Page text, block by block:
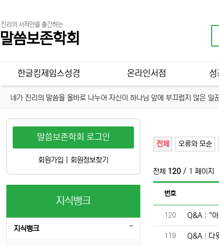
진리의 서적만을 출간하는
말씀보존학회
메인 메뉴
한글킹제임스성경 온라인서점 성
네가 진리의 말씀을 올바로 나누어 자신이 하나님 앞에 부끄럽지 않은
전체 오류와 모순
전체 120 / 1 페이지
번호
번호
120 Q&A “
번호
119 Q&A 다
말씀보존학회 로그인
회원가입 회원정보찾기
지식뱅크
지식뱅크